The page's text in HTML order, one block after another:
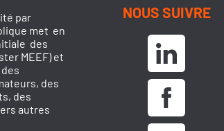
par
met en
des
MEEF) et
des
des
autres
NOUS SUIVRE